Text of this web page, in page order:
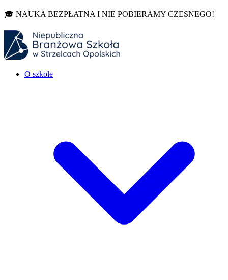
🎓 NAUKA BEZPŁATNA I NIE POBIERAMY CZESNEGO!
O szkole